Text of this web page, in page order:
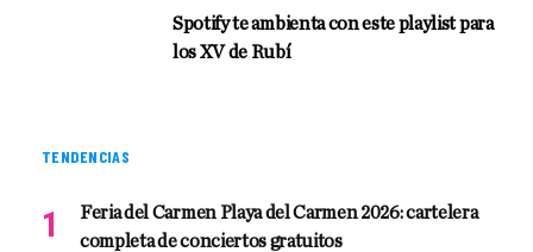
Spotify te ambienta con este playlist para
los XV de Rubí
TENDENCIAS
Feria del Carmen Playa del Carmen 2026: cartelera
completa de conciertos gratuitos